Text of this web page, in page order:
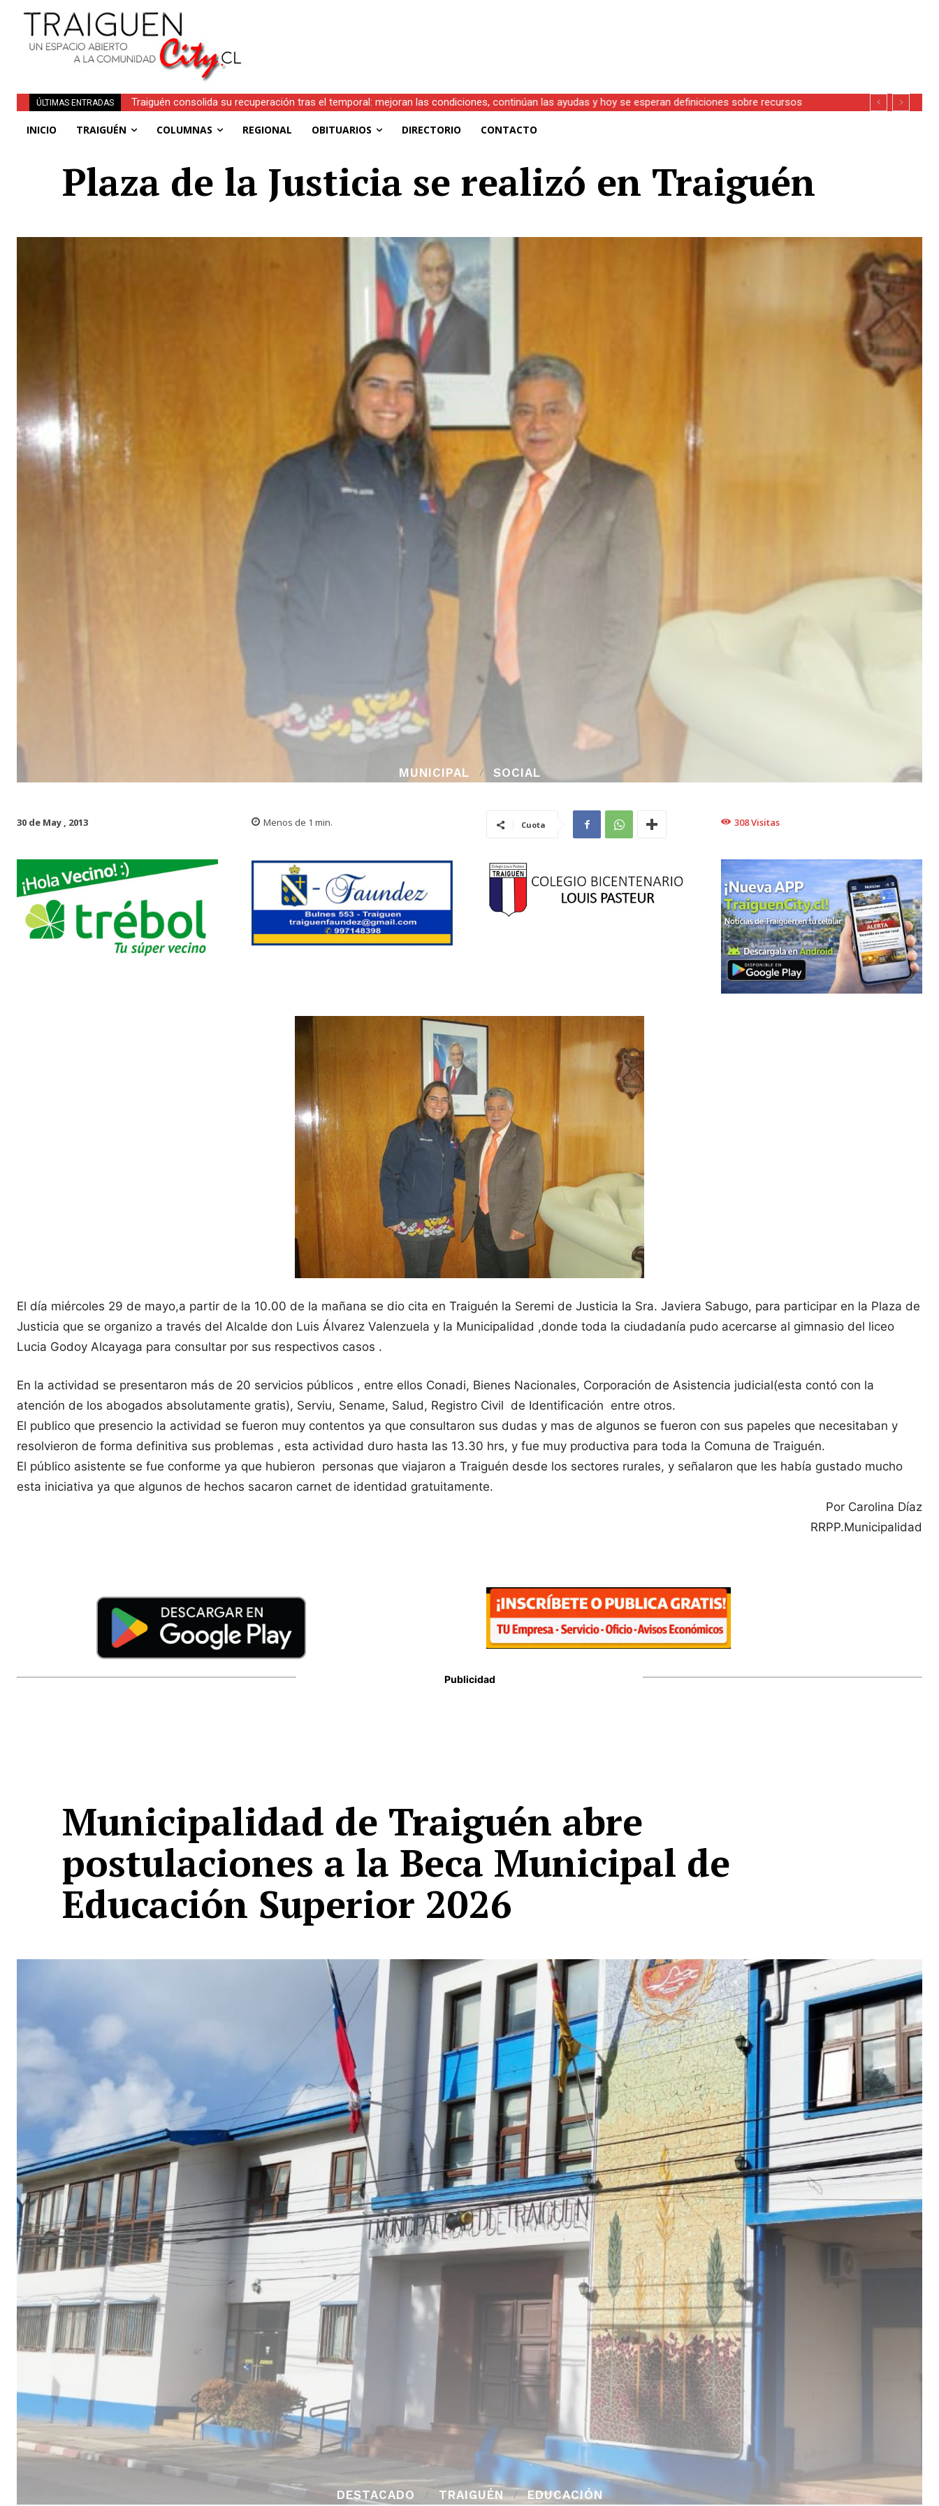
ÚLTIMAS ENTRADAS
Traiguén consolida su recuperación tras el temporal: mejoran las condiciones, continúan las ayudas y hoy se esperan definiciones sobre recursos
INICIO TRAIGUÉN COLUMNAS REGIONAL OBITUARIOS DIRECTORIO CONTACTO
Plaza de la Justicia se realizó en Traiguén
MUNICIPAL SOCIAL
30 de May , 2013 Menos de 1 min. Cuota 308Visitas
El día miércoles 29 de mayo,a partir de la 10.00 de la mañana se dio cita en Traiguén la Seremi de Justicia la Sra. Javiera Sabugo, para participar en la Plaza de
Justicia que se organizo a través del Alcalde don Luis Álvarez Valenzuela y la Municipalidad ,donde toda la ciudadanía pudo acercarse al gimnasio del liceo
Lucia Godoy Alcayaga para consultar por sus respectivos casos .
En la actividad se presentaron más de 20 servicios públicos , entre ellos Conadi, Bienes Nacionales, Corporación de Asistencia judicial(esta contó con la
atención de los abogados absolutamente gratis), Serviu, Sename, Salud, Registro Civil de Identificación entre otros.
El publico que presencio la actividad se fueron muy contentos ya que consultaron sus dudas y mas de algunos se fueron con sus papeles que necesitaban y
resolvieron de forma definitiva sus problemas , esta actividad duro hasta las 13.30 hrs, y fue muy productiva para toda la Comuna de Traiguén.
El público asistente se fue conforme ya que hubieron personas que viajaron a Traiguén desde los sectores rurales, y señalaron que les había gustado mucho
esta iniciativa ya que algunos de hechos sacaron carnet de identidad gratuitamente.
Por Carolina Díaz
RRPP.Municipalidad
Publicidad